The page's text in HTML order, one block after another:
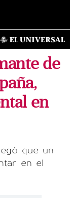
de
en
que un
en el